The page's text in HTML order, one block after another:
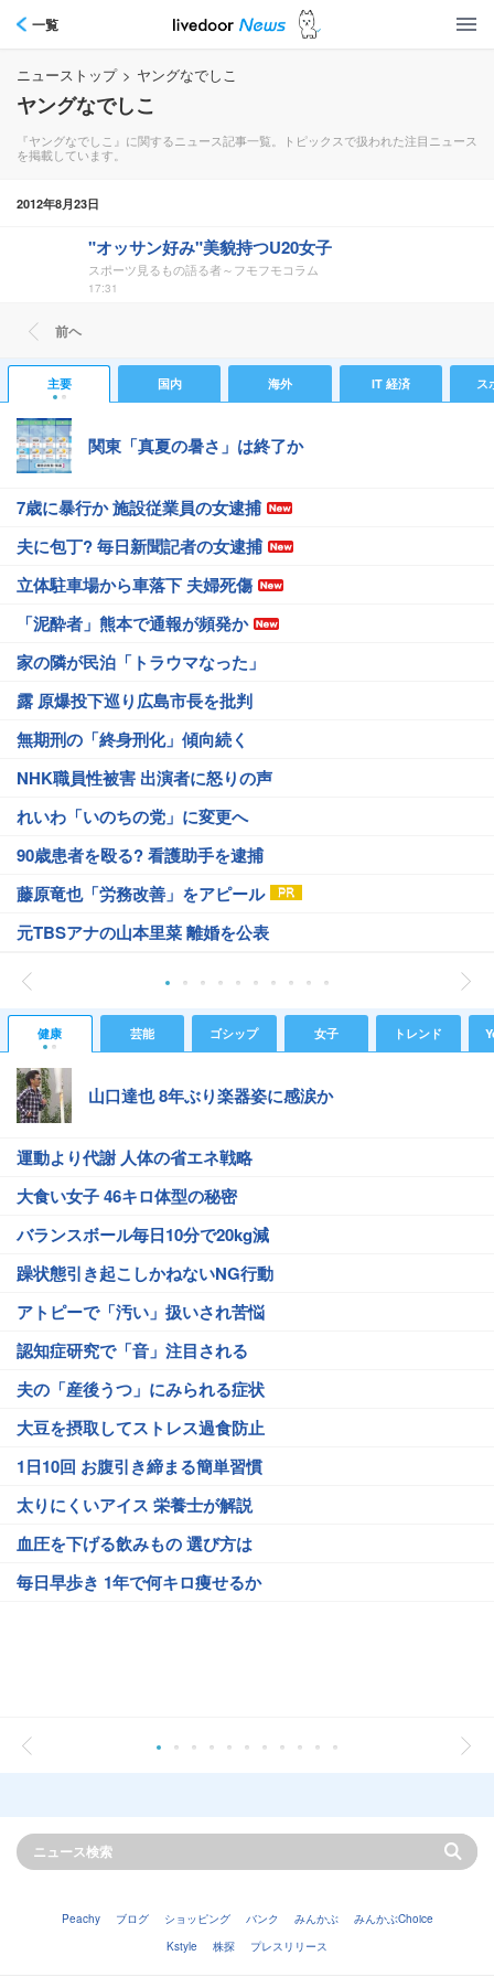
一覧
ニューストップ > ヤングなでしこ
ヤングなでしこ
『ヤングなでしこ』に関するニュース記事一覧。トピックスで扱われた注目ニュース
を掲載しています。
2012年8月23日
"オッサン好み"美貌持つU20女子
スポーツ見るもの語る者～フモフモコラム
17:31
前ヘ
主要 国内 海外 IT 経済 ス
関東「真夏の暑さ」は終了か
7歳に暴行か 施設従業員の女逮捕
夫に包丁? 毎日新聞記者の女逮捕
立体駐車場から車落下 夫婦死傷
「泥酔者」熊本で通報が頻発か
家の隣が民泊「トラウマなった」
露 原爆投下巡り広島市長を批判
無期刑の「終身刑化」傾向続く
NHK職員性被害 出演者に怒りの声
れいわ「いのちの党」に変更へ
90歳患者を殴る? 看護助手を逮捕
藤原竜也「労務改善」をアピール
元TBSアナの山本里菜 離婚を公表
健康 芸能 ゴシップ 女子 トレンド
山口達也 8年ぶり楽器姿に感涙か
運動より代謝 人体の省エネ戦略
大食い女子 46キロ体型の秘密
バランスボール毎日10分で20kg減
躁状態引き起こしかねないNG行動
アトピーで「汚い」扱いされ苦悩
認知症研究で「音」注目される
夫の「産後うつ」にみられる症状
大豆を摂取してストレス過食防止
1日10回 お腹引き締まる簡単習慣
太りにくいアイス 栄養士が解説
血圧を下げる飲みもの 選び方は
毎日早歩き 1年で何キロ痩せるか
Peachy ブログ ショッピング バンク みんかぶ
みんかぶChoice
Kstyle
株探 プレスリリース